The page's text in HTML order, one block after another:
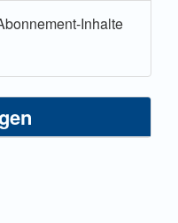
Inhalte